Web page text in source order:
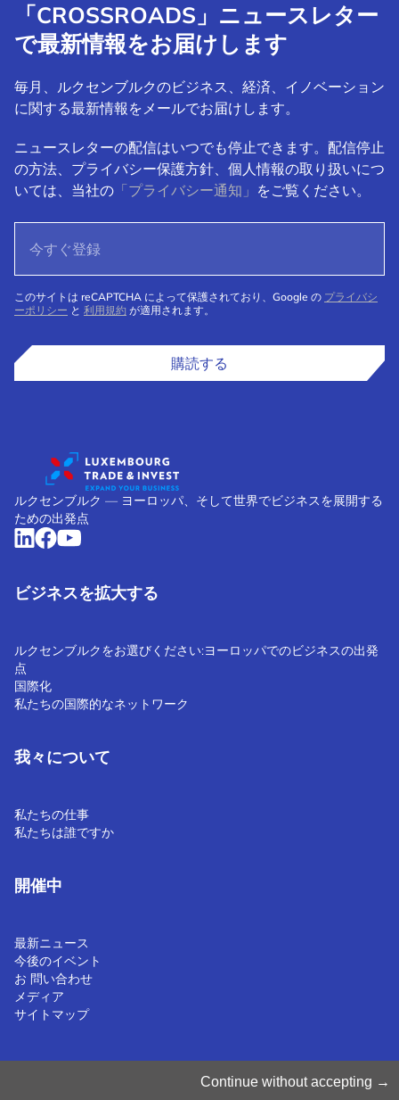
「CROSSROADS」ニュースレター
で最新情報をお届けします
毎月、ルクセンブルクのビジネス、経済、イノベーション
に関する最新情報をメールでお届けします。
ニュースレターの配信はいつでも停止できます。配信停止
の方法、プライバシー保護方針、個人情報の取り扱いにつ
いては、当社の 「プライバシー通知」 をご覧ください。
このサイトは reCAPTCHA によって保護されており、Google の プライバシ
ーポリシー と 利用規約 が適用されます。
購読する
ルクセンブルク ― ヨーロッパ、そして世界でビジネスを展開する
ための出発点
ビジネスを拡大する
ルクセンブルクをお選びください:ヨーロッパでのビジネスの出発
点
国際化
私たちの国際的なネットワーク
我々について
私たちの仕事
私たちは誰ですか
開催中
最新ニュース
今後のイベント
お 問い合わせ
メディア
サイトマップ
Continue without accepting